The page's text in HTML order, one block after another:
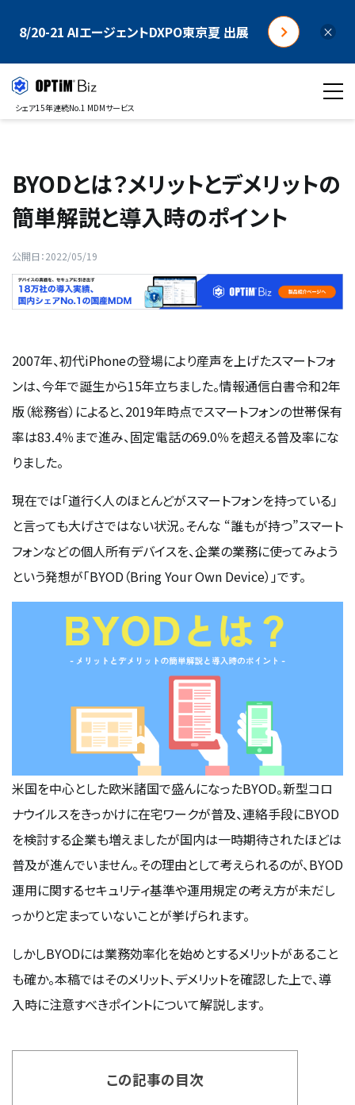
8/20-21 AIエージェントDXPO東京夏 出展 ×
シェア15年連続No.1 MDMサービス
BYODとは？メリットとデメリットの
簡単解説と導入時のポイント
公開日：2022/05/19
2007年、初代iPhoneの登場により産声を上げたスマートフォ
ンは、今年で誕生から15年立ちました。情報通信白書令和2年
版（総務省）によると、2019年時点でスマートフォンの世帯保有
率は83.4％まで進み、固定電話の69.0％を超える普及率にな
りました。
現在では「道行く人のほとんどがスマートフォンを持っている」
と言っても大げさではない状況。そんな “誰もが持つ”スマート
フォンなどの個人所有デバイスを、企業の業務に使ってみよう――
という発想が「BYOD（Bring Your Own Device）」です。
米国を中心とした欧米諸国で盛んになったBYOD。新型コロ
ナウイルスをきっかけに在宅ワークが普及、連絡手段にBYOD
を検討する企業も増えましたが国内は一時期待されたほどは
普及が進んでいません。その理由として考えられるのが、BYOD
運用に関するセキュリティ基準や運用規定の考え方が未だし
っかりと定まっていないことが挙げられます。
しかしBYODには業務効率化を始めとするメリットがあること
も確か。本稿ではそのメリット、デメリットを確認した上で、導
入時に注意すべきポイントについて解説します。
この記事の目次